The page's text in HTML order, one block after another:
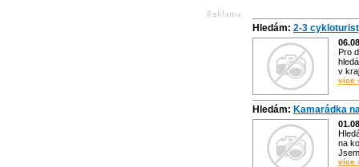
Hledám: 2-3
Pro
v
více
Hledám: Kamarádka
na
více